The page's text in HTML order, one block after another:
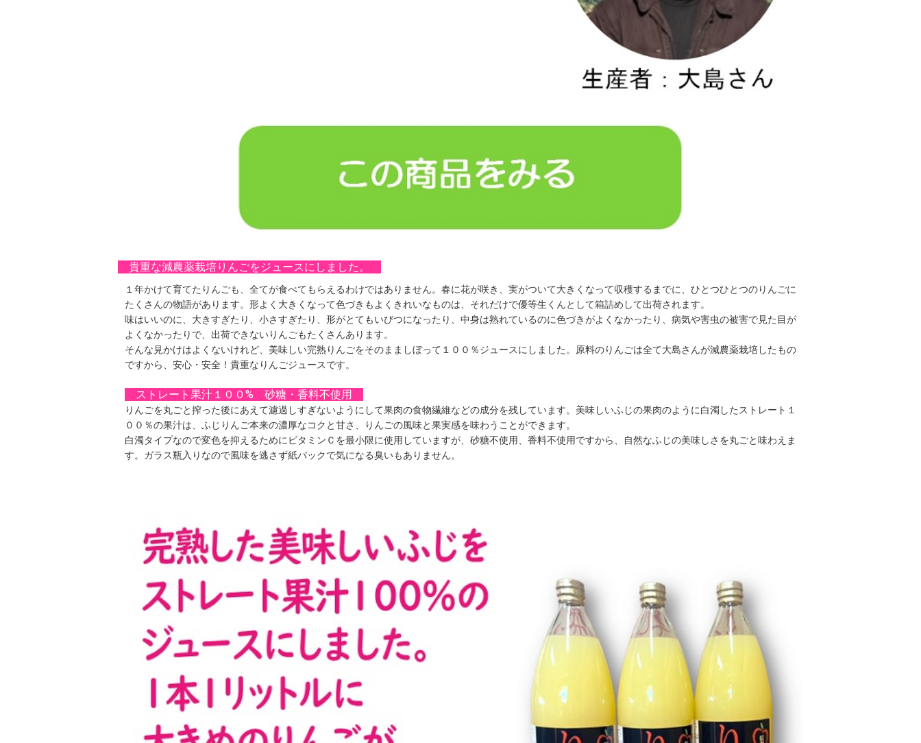
貴重な減農薬栽培りんごをジュースにしました。
１年かけて育てたりんごも、全てが食べてもらえるわけではありません。春に花が咲き、実がついて大きくなって収穫するまでに、ひとつひとつのりんごに
たくさんの物語があります。形よく大きくなって色づきもよくきれいなものは、それだけで優等生くんとして箱詰めして出荷されます。
味はいいのに、大きすぎたり、小さすぎたり、形がとてもいびつになったり、中身は熟れているのに色づきがよくなかったり、病気や害虫の被害で見た目が
よくなかったりで、出荷できないりんごもたくさんあります。
そんな見かけはよくないけれど、美味しい完熟りんごをそのまましぼって１００％ジュースにしました。原料のりんごは全て大島さんが減農薬栽培したもの
ですから、安心・安全！貴重なりんごジュースです。
ストレート果汁１００% 砂糖・香料不使用
りんごを丸ごと搾った後にあえて濾過しすぎないようにして果肉の食物繊維などの成分を残しています。美味しいふじの果肉のように白濁したストレート１
００％の果汁は、ふじりんご本来の濃厚なコクと甘さ、りんごの風味と果実感を味わうことができます。
白濁タイプなので変色を抑えるためにビタミンＣを最小限に使用していますが、砂糖不使用、香料不使用ですから、自然なふじの美味しさを丸ごと味わえま
す。ガラス瓶入りなので風味を逃さず紙パックで気になる臭いもありません。